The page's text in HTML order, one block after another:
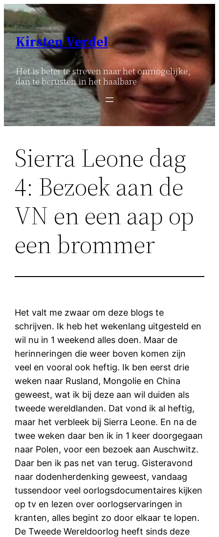
Ga
naar
inhoud
Kirsten Verdel
Het is beter te streven naar het onmogelijke,
dan te berusten in het haalbare
Sierra Leone dag
4: Bezoek aan de
VN en een aap op
een brommer
Het valt me zwaar om deze blogs te
schrijven. Ik heb het wekenlang uitgesteld en
wil nu in 1 weekend alles doen. Maar de
herinneringen die weer boven komen zijn
veel en vooral ook heftig. Ik ben eerst drie
weken naar Rusland, Mongolie en China
geweest, wat ik bij deze aan wil duiden als
tweede wereldlanden. Dat vond ik al heftig,
maar het verbleek bij Sierra Leone. En na de
twee weken daar ben ik in 1 keer doorgegaan
naar Polen, voor een bezoek aan Auschwitz.
Daar ben ik pas net van terug. Gisteravond
naar dodenherdenking geweest, vandaag
tussendoor veel oorlogsdocumentaires kijken
op tv en lezen over oorlogservaringen in
kranten, alles begint zo door elkaar te lopen.
De Tweede Wereldoorlog heeft sinds deze